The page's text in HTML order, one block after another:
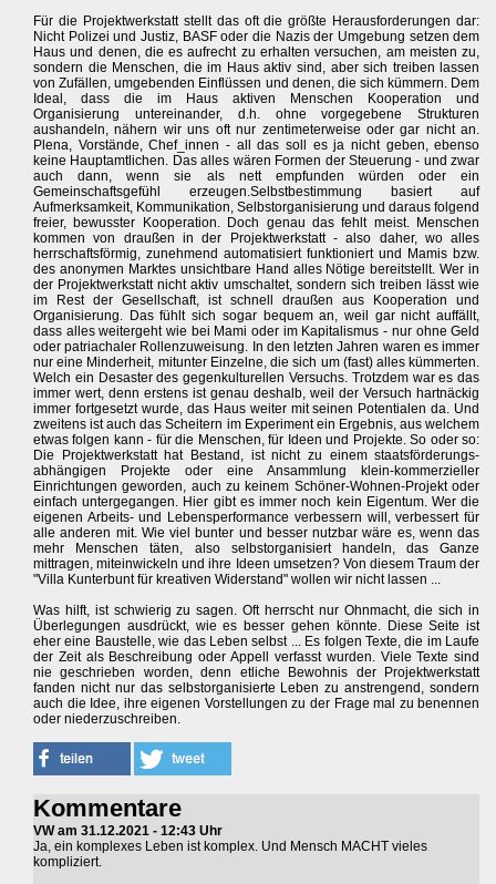
Für die Projektwerkstatt stellt das oft die größte Herausforderungen dar:
Nicht Polizei und Justiz, BASF oder die Nazis der Umgebung setzen dem
Haus und denen, die es aufrecht zu erhalten versuchen, am meisten zu,
sondern die Menschen, die im Haus aktiv sind, aber sich treiben lassen
von Zufällen, umgebenden Einflüssen und denen, die sich kümmern. Dem
Ideal, dass die im Haus aktiven Menschen Kooperation und
Organisierung untereinander, d.h. ohne vorgegebene Strukturen
aushandeln, nähern wir uns oft nur zentimeterweise oder gar nicht an.
Plena, Vorstände, Chef_innen - all das soll es ja nicht geben, ebenso
keine Hauptamtlichen. Das alles wären Formen der Steuerung - und zwar
auch dann, wenn sie als nett empfunden würden oder ein
Gemeinschaftsgefühl erzeugen.Selbstbestimmung basiert auf
Aufmerksamkeit, Kommunikation, Selbstorganisierung und daraus folgend
freier, bewusster Kooperation. Doch genau das fehlt meist. Menschen
kommen von draußen in der Projektwerkstatt - also daher, wo alles
herrschaftsförmig, zunehmend automatisiert funktioniert und Mamis bzw.
des anonymen Marktes unsichtbare Hand alles Nötige bereitstellt. Wer in
der Projektwerkstatt nicht aktiv umschaltet, sondern sich treiben lässt wie
im Rest der Gesellschaft, ist schnell draußen aus Kooperation und
Organisierung. Das fühlt sich sogar bequem an, weil gar nicht auffällt,
dass alles weitergeht wie bei Mami oder im Kapitalismus - nur ohne Geld
oder patriachaler Rollenzuweisung. In den letzten Jahren waren es immer
nur eine Minderheit, mitunter Einzelne, die sich um (fast) alles kümmerten.
Welch ein Desaster des gegenkulturellen Versuchs. Trotzdem war es das
immer wert, denn erstens ist genau deshalb, weil der Versuch hartnäckig
immer fortgesetzt wurde, das Haus weiter mit seinen Potentialen da. Und
zweitens ist auch das Scheitern im Experiment ein Ergebnis, aus welchem
etwas folgen kann - für die Menschen, für Ideen und Projekte. So oder so:
Die Projektwerkstatt hat Bestand, ist nicht zu einem staatsförderungs-
abhängigen Projekte oder eine Ansammlung klein-kommerzieller
Einrichtungen geworden, auch zu keinem Schöner-Wohnen-Projekt oder
einfach untergegangen. Hier gibt es immer noch kein Eigentum. Wer die
eigenen Arbeits- und Lebensperformance verbessern will, verbessert für
alle anderen mit. Wie viel bunter und besser nutzbar wäre es, wenn das
mehr Menschen täten, also selbstorganisiert handeln, das Ganze
mittragen, miteinwickeln und ihre Ideen umsetzen? Von diesem Traum der
"Villa Kunterbunt für kreativen Widerstand" wollen wir nicht lassen ...
Was hilft, ist schwierig zu sagen. Oft herrscht nur Ohnmacht, die sich in
Überlegungen ausdrückt, wie es besser gehen könnte. Diese Seite ist
eher eine Baustelle, wie das Leben selbst ... Es folgen Texte, die im Laufe
der Zeit als Beschreibung oder Appell verfasst wurden. Viele Texte sind
nie geschrieben worden, denn etliche Bewohnis der Projektwerkstatt
fanden nicht nur das selbstorganisierte Leben zu anstrengend, sondern
auch die Idee, ihre eigenen Vorstellungen zu der Frage mal zu benennen
oder niederzuschreiben.
Kommentare
VW am 31.12.2021 - 12:43 Uhr
Ja, ein komplexes Leben ist komplex. Und Mensch MACHT vieles
kompliziert.